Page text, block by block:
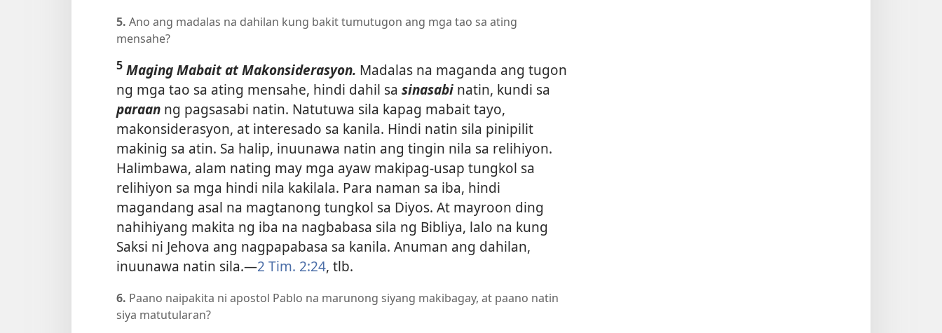
5. Ano ang madalas na dahilan kung bakit tumutugon ang mga tao sa ating
mensahe?
5 Maging Mabait at Makonsiderasyon. Madalas na maganda ang tugon
ng mga tao sa ating mensahe, hindi dahil sa sinasabi natin, kundi sa
paraan ng pagsasabi natin. Natutuwa sila kapag mabait tayo,
makonsiderasyon, at interesado sa kanila. Hindi natin sila pinipilit
makinig sa atin. Sa halip, inuunawa natin ang tingin nila sa relihiyon.
Halimbawa, alam nating may mga ayaw makipag-usap tungkol sa
relihiyon sa mga hindi nila kakilala. Para naman sa iba, hindi
magandang asal na magtanong tungkol sa Diyos. At mayroon ding
nahihiyang makita ng iba na nagbabasa sila ng Bibliya, lalo na kung
Saksi ni Jehova ang nagpapabasa sa kanila. Anuman ang dahilan,
inuunawa natin sila.​—2 Tim. 2:24, tlb.
6. Paano naipakita ni apostol Pablo na marunong siyang makibagay, at paano natin
siya matutularan?